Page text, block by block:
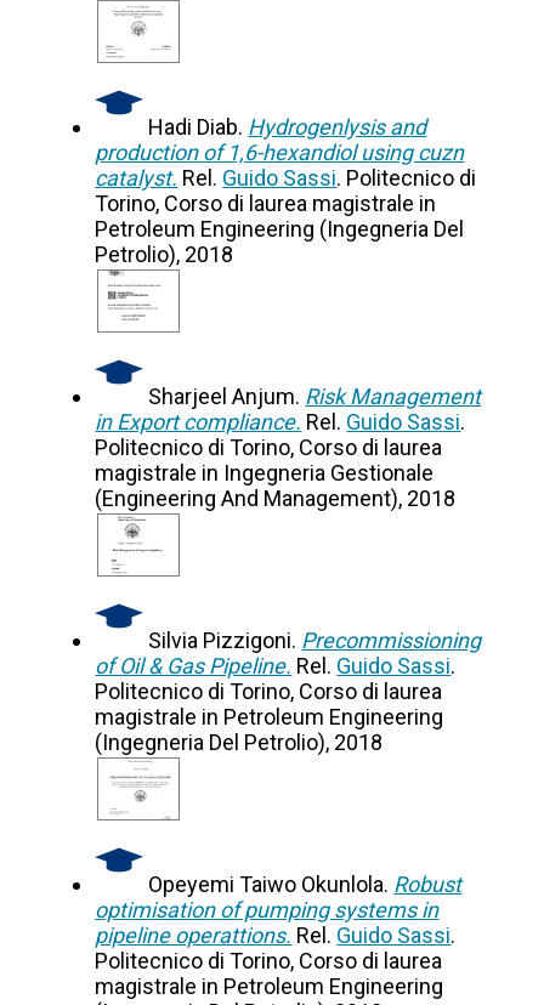
Hadi Diab. Hydrogenlysis and
production of 1,6-hexandiol using cuzn
catalyst. Rel. Guido Sassi. Politecnico di
Torino, Corso di laurea magistrale in
Petroleum Engineering (Ingegneria Del
Petrolio), 2018
Sharjeel Anjum. Risk Management
in Export compliance. Rel. Guido Sassi.
Politecnico di Torino, Corso di laurea
magistrale in Ingegneria Gestionale
(Engineering And Management), 2018
Silvia Pizzigoni. Precommissioning
of Oil & Gas Pipeline. Rel. Guido Sassi.
Politecnico di Torino, Corso di laurea
magistrale in Petroleum Engineering
(Ingegneria Del Petrolio), 2018
Opeyemi Taiwo Okunlola. Robust
optimisation of pumping systems in
pipeline operattions. Rel. Guido Sassi.
Politecnico di Torino, Corso di laurea
magistrale in Petroleum Engineering